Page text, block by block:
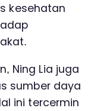
kesehatan
Ning Lia juga
sumber daya
ini tercermin